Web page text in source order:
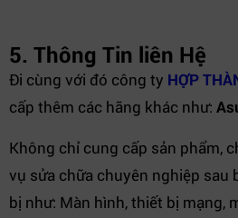
5. Thông Tin liên Hệ
Đi cùng với đó công ty HỢP
cấp thêm các hãng khác như:
Không chỉ cung cấp sản phẩm,
vụ sửa chữa chuyên nghiệp sau
bị như: Màn hình, thiết bị mạng,